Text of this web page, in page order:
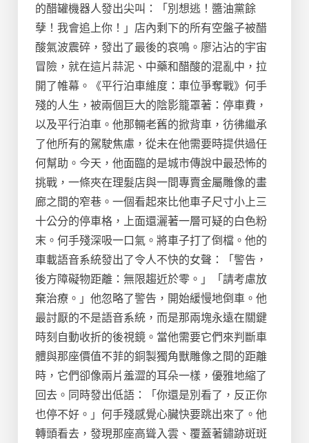
的醋罐機器人發出尖叫：「別想逃！醬油黨餘
孽！我會追上你！」店內剩下的所有空盤子被醋
酸氣波震碎，發出了最後的哀鳴。廖沾沾的宇宙
冒險，就在這片蒜泥、中藥和醋酸的混亂中，拉
開了帷幕。《平行泊車維度：車位爭奪戰》何手
殘的人生，被兩個巨大的陰影籠罩著：停車費，
以及平行泊車。他那輛老舊的掀背車，彷彿繼承
了他所有的駕駛焦慮，從未在他需要時提供過任
何幫助。今天，他面臨的是城市傳說中最恐怖的
挑戰，一條夾在理髮店與一間專賣金屬雕像的畫
廊之間的窄巷。一個看起來比他車子尺寸小上三
十公分的停車格，上面還灑著一層可疑的白色粉
末。何手殘深吸一口氣。將車子打了倒檔。他的
車載語音系統發出了令人不快的女聲：「警告，
後方障礙物距離：無限趨近於零。」「請考慮放
棄治療。」他忽略了警告，開始緩慢地倒車。他
最討厭的不是語音系統，而是那兩塊永遠在關鍵
時刻自動收折的後視鏡。當他需要它們來判斷車
體與那座價值不菲的銅製獨角獸雕像之間的距離
時，它們卻像兩片羞澀的耳朵一樣，優雅地縮了
回去。同時發出低語：「你還是別看了，反正你
也停不好。」何手殘感覺心臟快要跳出來了。他
轉頭看去，發現那座高聳入雲、覆蓋著鏽跡斑斑